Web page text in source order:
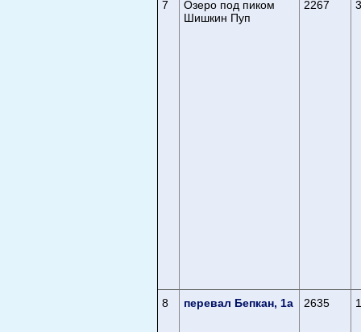
7
Озеро под пиком
Шишкин Пуп
2267
8 перевал Бепкан, 1а 2635